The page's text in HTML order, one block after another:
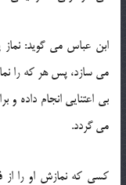
ابن عباس می گوید:
می سازد، پس هر كه را
بی اعتنایی انجام داده و
می گردد.
كسی كه نمازش او را از